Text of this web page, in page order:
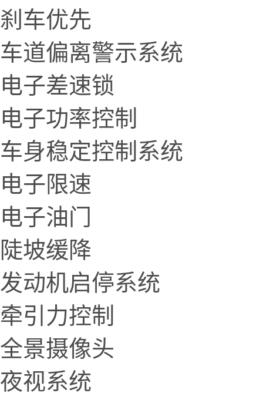
刹车优先
车道偏离警示系统
电子差速锁
电子功率控制
车身稳定控制系统
电子限速
电子油门
陡坡缓降
发动机启停系统
牵引力控制
全景摄像头
夜视系统